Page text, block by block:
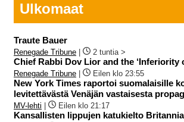
Ulkomaat
Traute Bauer
Renegade Tribune 2 tuntia >
Chief Rabbi Dov Lior and the ‘Inferiority
Renegade Tribune Eilen klo 23:55
New York Times raportoi suomalaisille
levitettävästä Venäjän vastaisesta
MV-lehti Eilen klo 21:17
Kansallisten lippujen katukielto